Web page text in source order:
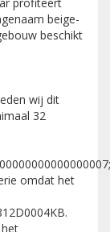
beige-
beschikt
wij dit
32
omdat het